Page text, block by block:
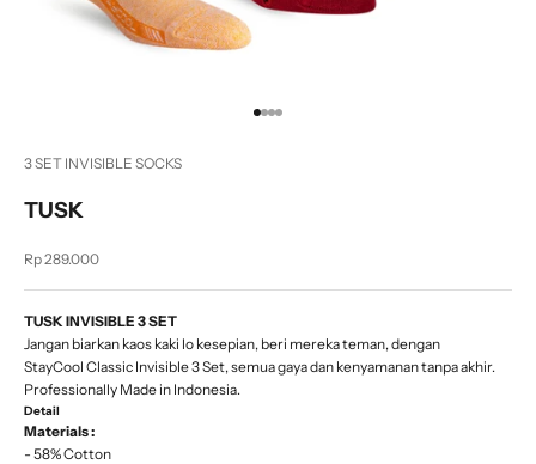
Go to item 1
Go to item 2
Go to item 3
Go to item 4
3 SET INVISIBLE SOCKS
TUSK
Sale price
Rp 289.000
TUSK INVISIBLE 3 SET
Jangan biarkan kaos kaki lo kesepian, beri mereka teman, dengan
StayCool Classic Invisible 3 Set, semua gaya dan kenyamanan tanpa akhir.
Professionally Made in Indonesia.
Detail
Materials :
- 58% Cotton